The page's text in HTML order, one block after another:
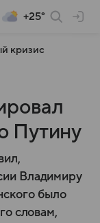
+25°
кризис
Путину
Владимиру
было
словам,